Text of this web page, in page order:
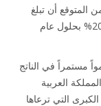
أن تبلغ
بحلول عام 2015 ونحو 20% بحلول عام
في الناتج
في المملكة العربية
ترعاها